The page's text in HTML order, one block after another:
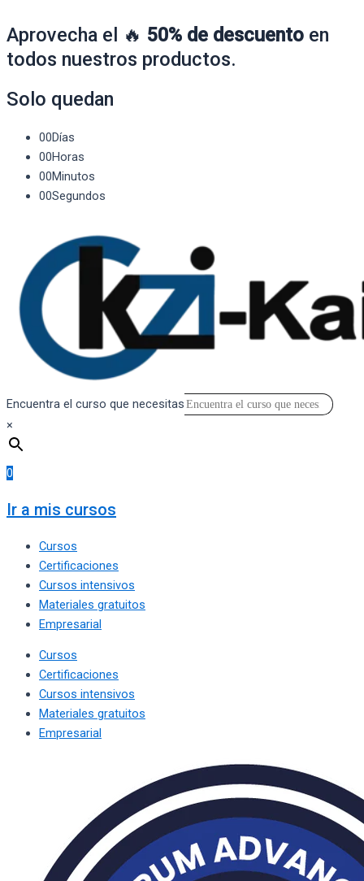
Aprovecha el 🔥 50% de descuento en
todos nuestros productos.
Solo quedan
00Días
00Horas
00Minutos
00Segundos
Encuentra el curso que necesitas
×
0
Ir a mis cursos
Cursos
Certificaciones
Cursos intensivos
Materiales gratuitos
Empresarial
Cursos
Certificaciones
Cursos intensivos
Materiales gratuitos
Empresarial